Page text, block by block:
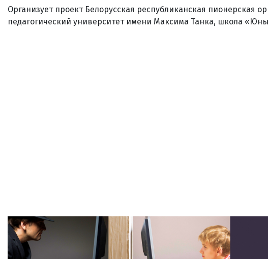
Организует проект Белорусская республиканская пионерская
педагогический университет имени Максима Танка, школа